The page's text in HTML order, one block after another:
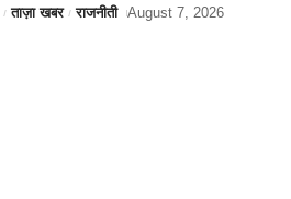
ताज़ा खबर राजनीती August 7, 2026